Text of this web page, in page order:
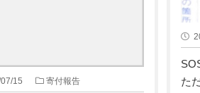
15 寄付報告
た